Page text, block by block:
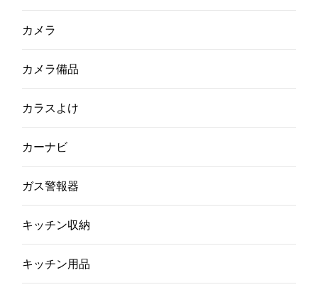
カメラ
カメラ備品
カラスよけ
カーナビ
ガス警報器
キッチン収納
キッチン用品